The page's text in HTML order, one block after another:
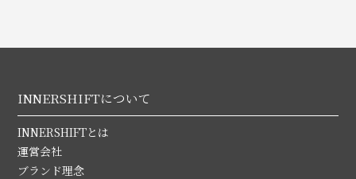
INNERSHIFTについて
INNERSHIFTとは
運営会社
ブランド理念